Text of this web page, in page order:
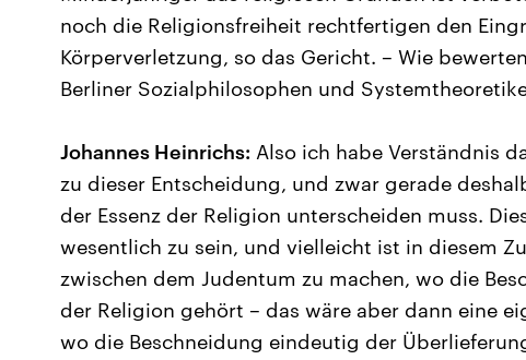
noch die Religionsfreiheit rechtfertigen den
Körperverletzung, so das Gericht. – Wie
Berliner Sozialphilosophen und
Johannes Heinrichs: Also ich habe Verständnis
zu dieser Entscheidung, und zwar gerade
der Essenz der Religion unterscheiden muss.
wesentlich zu sein, und vielleicht ist in diesem
zwischen dem Judentum zu machen, wo die
der Religion gehört – das wäre aber dann eine
wo die Beschneidung eindeutig der